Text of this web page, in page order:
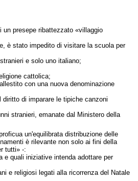
presepe ribattezzato «villaggio
è stato impedito di visitare la scuola per
e solo uno italiano;
cattolica;
con una nuova denominazione
di imparare le tipiche canzoni
stranieri, emanate dal Ministero della
un'equilibrata distribuzione delle
è rilevante non solo ai fini della
tutti» -:
e quali iniziative intenda adottare per
e religiosi legati alla ricorrenza del Natale